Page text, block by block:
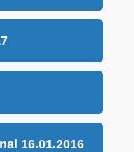
16.01.2016